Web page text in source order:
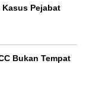
Kasus Pejabat
Bukan Tempat